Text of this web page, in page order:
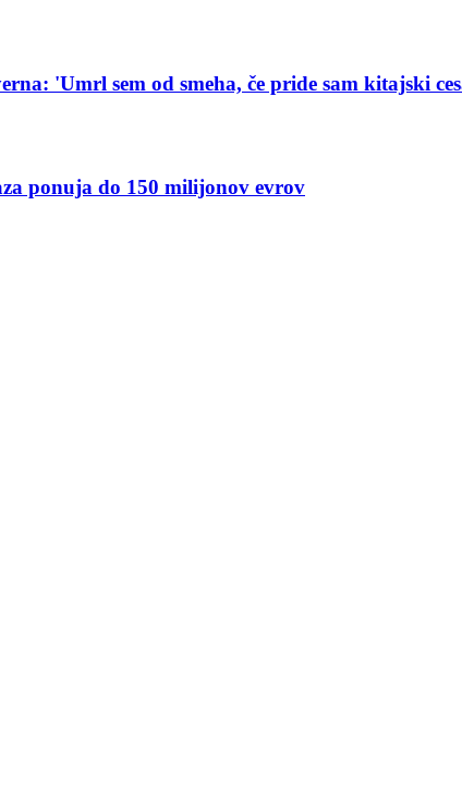
'Umrl sem od smeha, če pride sam kitajski
ponuja do 150 milijonov evrov